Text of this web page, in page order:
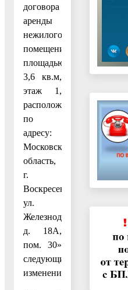
договора
аренды
нежилого
помещения
площадью
3,6 кв.м,
этаж 1,
расположенного
по
адресу:
Московская
область,
г.
Воскресенск,
ул.
Железнодорожная,
д. 18А,
пом. 30»
следующие
изменения: